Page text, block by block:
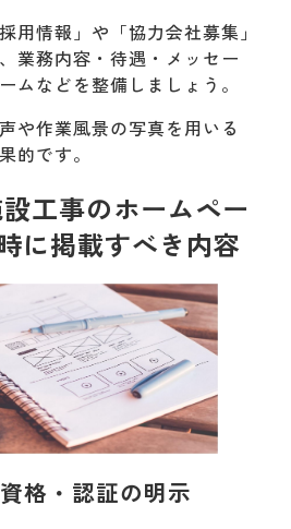
用情報」や「協力会社募集」
業務内容・待遇・メッセー
ムなどを整備しましょう。
や作業風景の写真を用いる
的です。
工事のホームペー
に掲載すべき内容
格・認証の明示